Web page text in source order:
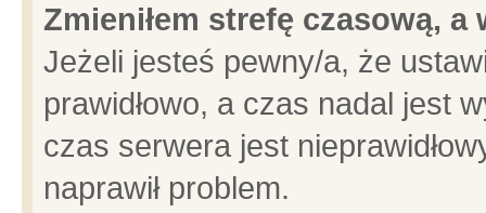
Zmieniłem strefę czasową,
Jeżeli jesteś pewny/a, że
prawidłowo, a czas nadal jest
czas serwera jest
naprawił problem.